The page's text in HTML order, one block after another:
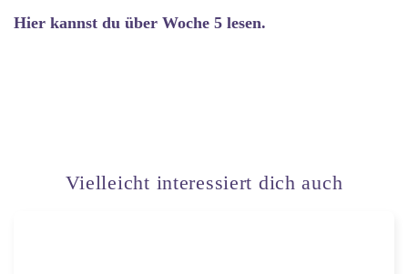
Hier kannst du über Woche 5 lesen.
Vielleicht interessiert dich auch